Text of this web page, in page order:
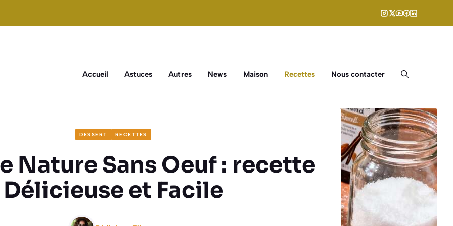
Accueil Astuces Autres News Maison Recettes Nous contacter
DESSERT RECETTES
Nature Sans Oeuf : recette
Délicieuse et Facile